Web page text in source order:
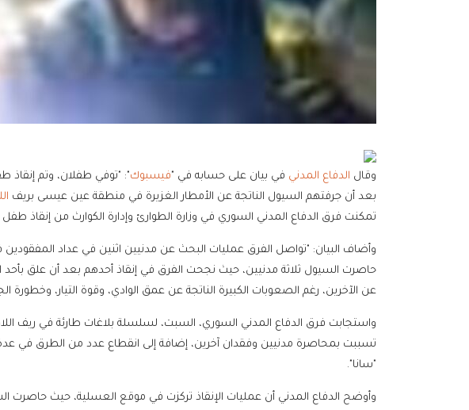
وقال الدفاع المدني في بيان على حسابه في "فيسبوك": "توفي طفلان، وتم إنقاذ
بعد أن جرفتهم السيول الناتجة عن الأمطار الغزيرة في منطقة عين عيسى بريف
تمكنت فرق الدفاع المدني السوري في وزارة الطوارئ وإدارة الكوارث من إنقاذ
وأضاف البيان: "تواصل الفرق عمليات البحث عن مدنيين اثنين في عداد
حاصرت السيول ثلاثة مدنيين، حيث نجحت الفرق في إنقاذ أحدهم بعد أن علق بأحد
عن الآخرين، رغم الصعوبات الكبيرة الناتجة عن عمق الوادي، وقوة التيار، وخطورة
واستجابت فرق الدفاع المدني السوري، السبت، لسلسلة بلاغات طارئة في ريف
تسببت بمحاصرة مدنيين وفقدان آخرين، إضافة إلى انقطاع عدد من الطرق في عدة
"سانا".
وأوضح الدفاع المدني أن عمليات الإنقاذ تركزت في موقع العسلية، حيث حاصرت